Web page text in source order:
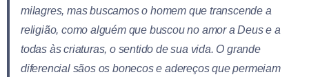
milagres, mas buscamos o homem que transcende a
religião, como alguém que buscou no amor a Deus e a
todas às criaturas, o sentido de sua vida. O grande
diferencial sãos os bonecos e adereços que permeiam